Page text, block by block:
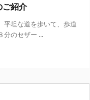
ご紹介
平坦な道を歩いて、歩道
分のセザー ...